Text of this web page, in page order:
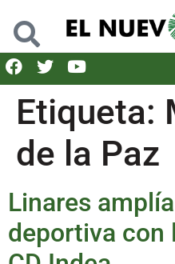
Etiqueta:
de la Paz
Linares
deportiva con